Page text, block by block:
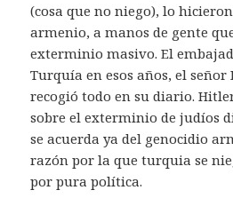
(cosa que no niego), lo
armenio, a manos de gente
exterminio masivo. El
Turquía en esos años, el
recogió todo en su diario.
sobre el exterminio de judíos
se acuerda ya del genocidio
razón por la que turquia se
por pura política.